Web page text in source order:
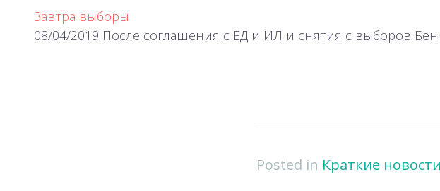
Завтра выборы
08/04/2019 После соглашения с ЕД и ИЛ и снятия с выборов
Posted in Краткие новости